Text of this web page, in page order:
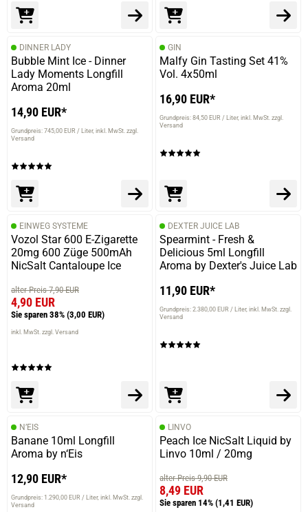
DINNER LADY
Bubble Mint Ice - Dinner
Lady Moments Longfill
Aroma 20ml
14,90 EUR*
Grundpreis: 745,00 EUR / Liter inkl. MwSt. zzgl.
Versand
GIN
Malfy Gin Tasting Set 41%
Vol. 4x50ml
16,90 EUR*
Grundpreis: 84,50 EUR / Liter inkl. MwSt. zzgl.
Versand
EINWEG SYSTEME
Vozol Star 600 E-Zigarette
20mg 600 Züge 500mAh
NicSalt Cantaloupe Ice
alter Preis 7,90 EUR
4,90 EUR
Sie sparen 38% (3,00 EUR)
inkl. MwSt. zzgl. Versand
DEXTER JUICE LAB
Spearmint - Fresh &
Delicious 5ml Longfill
Aroma by Dexter's Juice Lab
11,90 EUR*
Grundpreis: 2.380,00 EUR / Liter inkl. MwSt. zzgl.
Versand
N’EIS
Banane 10ml Longfill
Aroma by n‘Eis
12,90 EUR*
Grundpreis: 1.290,00 EUR / Liter inkl. MwSt. zzgl.
Versand
LINVO
Peach Ice NicSalt Liquid by
Linvo 10ml / 20mg
alter Preis 9,90 EUR
8,49 EUR
Sie sparen 14% (1,41 EUR)